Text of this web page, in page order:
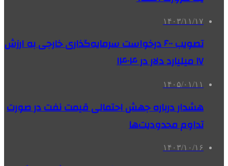
۱۴۰۳/۱۱/۱۷
تصویب ۶۰۰ درخواست سرمایه‌گذاری خارجی به ارزش
۱۷ میلیارد دلار در ۱۴۰۴
۱۴۰۵/۰۱/۱۱
هشدار درباره جهش احتمالی قیمت نفت در صورت
تداوم محدودیت‌ها
۱۴۰۳/۱۰/۱۶